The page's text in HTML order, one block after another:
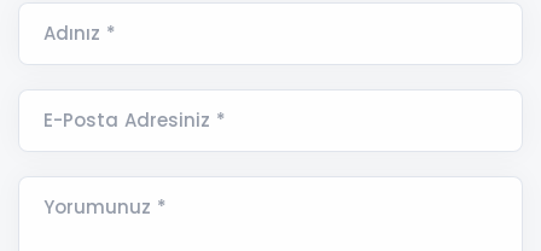
Adınız *
E-Posta Adresiniz *
Yorumunuz *